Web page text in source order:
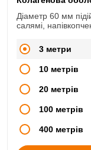
Діаметр 60 мм
салямі,
3 метри
10 метрів
20 метрів
100 метрів
400 метрів